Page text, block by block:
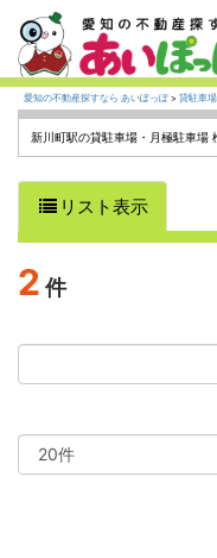
愛知の不動産探すなら あいぽっぽ> 貸駐車
新川町駅の貸駐車場・月極駐車場
リスト表示
2 件